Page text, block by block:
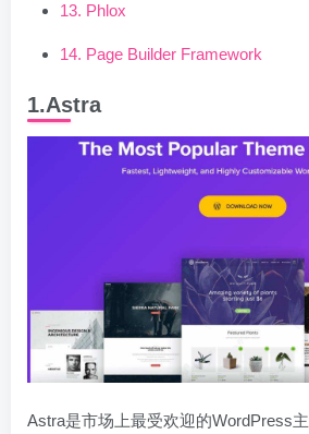
13. Phlox
14. Page Builder Framework
1.Astra
Astra是市场上最受欢迎的WordPress